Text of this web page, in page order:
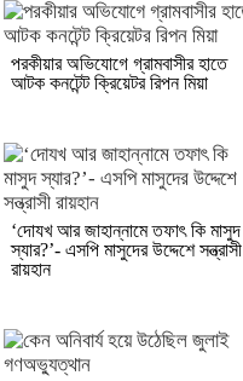
পরকীয়ার অভিযোগে গ্রামবাসীর হাতে
আটক কনটেন্ট ক্রিয়েটর রিপন মিয়া
‘দোযখ আর জাহান্নামে তফাৎ কি মাসুদ
স্যার?’- এসপি মাসুদের উদ্দেশে সন্ত্রাসী
রায়হান